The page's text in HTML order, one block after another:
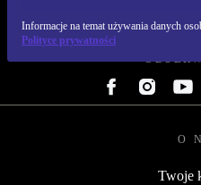
Informacje na temat używania danych
Polityce prywatności
O
Twoje